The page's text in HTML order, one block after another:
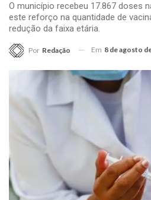
O município recebeu 17.867 doses
este reforço na quantidade de
redução da faixa etária.
Por Redação Em 8 de agosto